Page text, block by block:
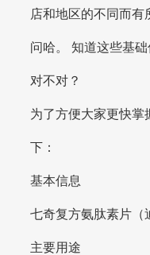
店和地区的不同而有
问哈。 知道这些基
对不对？
为了方便大家更快掌
下：
基本信息
七奇复方氨肽素片（
主要用途